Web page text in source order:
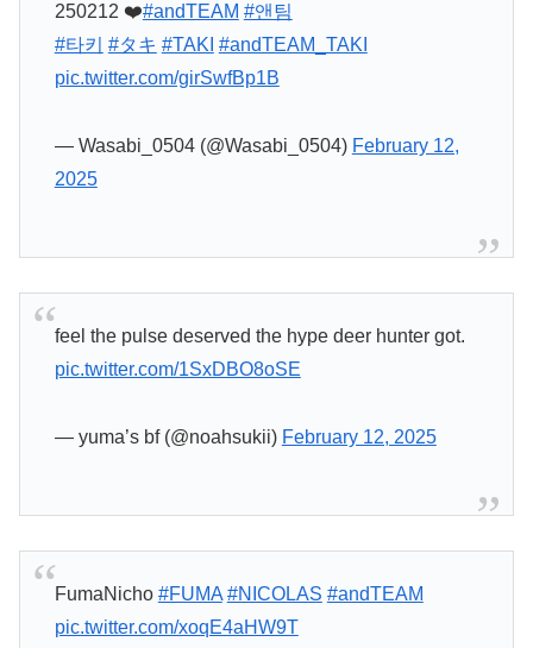
250212 ❤️#andTEAM #앤팀
#타키
#タキ #TAKI #andTEAM_TAKI
pic.twitter.com/girSwfBp1B
— Wasabi_0504 (@Wasabi_0504) February 12,
2025
feel the pulse deserved the hype deer hunter got.
pic.twitter.com/1SxDBO8oSE
— yuma’s bf (@noahsukii) February 12, 2025
FumaNicho #FUMA #NICOLAS #andTEAM
pic.twitter.com/xoqE4aHW9T